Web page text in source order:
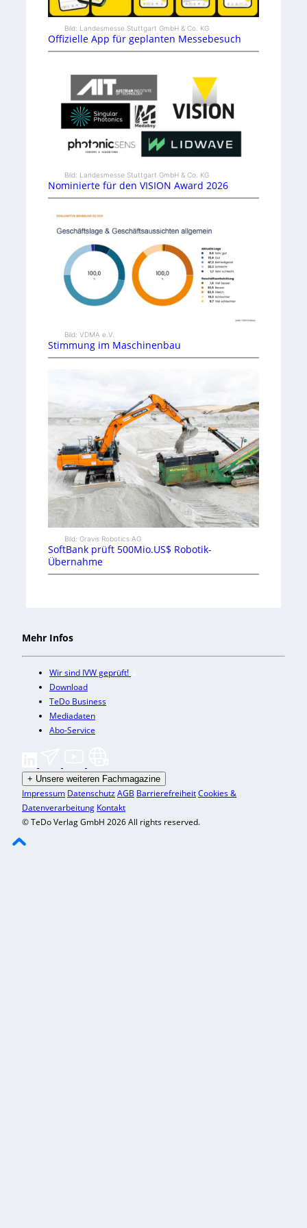
Bild: Landesmesse Stuttgart GmbH & Co. KG
Offizielle App für geplanten Messebesuch
Bild: Landesmesse Stuttgart GmbH & Co. KG
Nominierte für den VISION Award 2026
Bild: VDMA e.V.
Stimmung im Maschinenbau
Bild: Gravis Robotics AG
SoftBank prüft 500Mio.US$ Robotik-
Übernahme
Mehr Infos
Wir sind IVW geprüft!
Download
TeDo Business
Mediadaten
Abo-Service
+ Unsere weiteren Fachmagazine
Impressum DatenschutzAGB BarrierefreiheitCookies &
Datenverarbeitung Kontakt
© TeDo Verlag GmbH 2026 All rights reserved.